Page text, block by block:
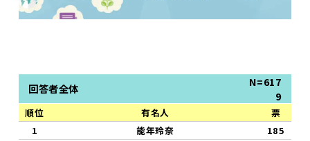
回答者全体
N=617
9
順位 有名人
票
1
能年玲奈
185